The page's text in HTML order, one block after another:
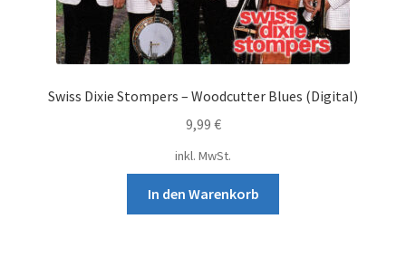
Swiss Dixie Stompers – Woodcutter Blues (Digital)
9,99 €
inkl. MwSt.
In den Warenkorb